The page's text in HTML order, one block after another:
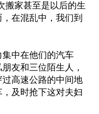
搬家甚至是以后的生
在混乱中，我们到
中在他们的汽车
友和三位陌生人，
高速公路的中间地
及时抢下这对夫妇